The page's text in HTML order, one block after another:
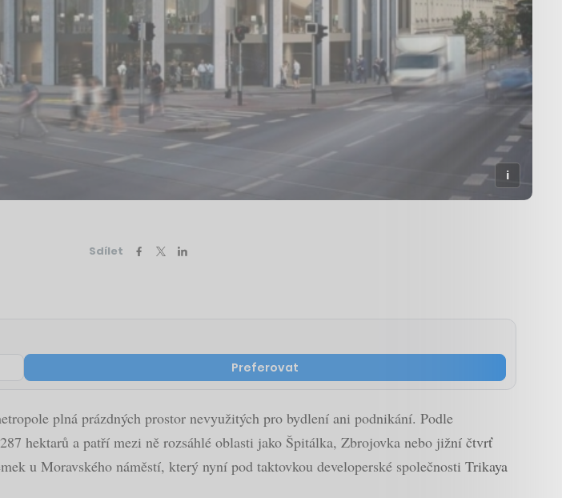
Sdílet
Preferovat
plná prázdných prostor nevyužitých pro bydlení ani podnikání. Podle
287 hektarů a patří mezi ně rozsáhlé oblasti jako Špitálka, Zbrojovka nebo jižní čtvrť
u Moravského náměstí, který nyní pod taktovkou developerské společnosti Trikaya